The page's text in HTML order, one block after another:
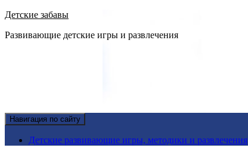
Детские забавы
Развивающие детские игры и развлечения
Навигация по сайту
Детские развивающие игры, методики и развлечения